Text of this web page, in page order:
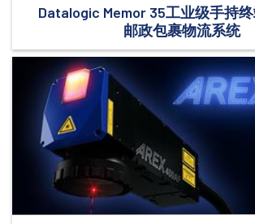
Datalogic Memor 35工业级手持
邮政包裹物流系统